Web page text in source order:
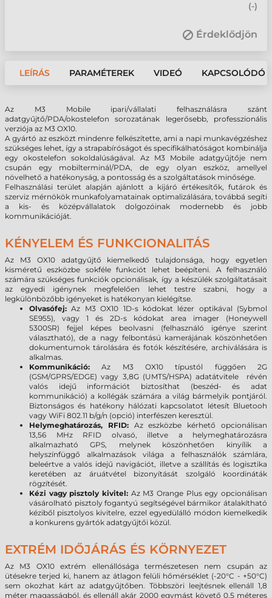
(-)
Érdeklődjön
LEÍRÁS PARAMÉTEREK VIDEÓ KAPCSOLÓDÓ
Az M3 Mobile ipari/vállalati felhasználásra szánt
adatgyűjtő/PDA/okostelefon sorozatának legerősebb, professzionális
verziója az M3 OX10.
A gyártó az eszközt mindenre felkészítette, ami a napi munkavégzéshez
szükséges lehet, így a strapabíróságot és specifikálhatóságot kombinálja
egy okostelefon sokoldalúságával. Az M3 Mobile adatgyűjtője nem
csupán egy mobilterminál/PDA, de egy olyan eszköz, amellyel
növelhető a hatékonyság, a pontosság és a szolgáltatások minősége.
Felhasználási terület alapján ajánlott a kijáró értékesítők, futárok és
szerviz mérnökök munkafolyamatainak optimalizálására, továbbá segíti
a kis- és középvállalatok dolgozóinak modernebb és jobb
kommunikációját.
KÉNYELEM ÉS FUNKCIONALITÁS
Az M3 OX10adatgyűjtő kiemelkedő tulajdonsága, hogy egyetlen
kisméretű eszközbe sokféle funkciót lehet beépíteni. A felhasználó
számára szükséges funkciók opcionálisak, így a készülék szolgáltatásait
az egyedi igénynek megfelelően lehet testre szabni, hogy a
legkülönbözőbb igényeket is hatékonyan kielégítse.
Olvasófej:Az M3OX10 1D-s kódokat lézer optikával (Sybmol
SE955), vagy 1 és 2D-s kódokat area imager (Honeywell
5300SR) fejjel képes beolvasni (felhasználó igénye szerint
választható), de a nagy felbontású kamerájának köszönhetően
dokumentumok tárolására és fotók készítésére, archiválására is
alkalmas.
Kommunikáció:Az M3OX10 típustól függően 2G
(GSM/GPRS/EDGE) vagy 3,8G (UMTS/HSPA) adatátvitele révén
valós idejű információt biztosíthat (beszéd- és adat
kommunikáció) a kollégák számára a világ bármelyik pontjáról.
Biztonságos és hatékony hálózati kapcsolatot létesít Bluetooh
vagy WiFi 802.11 b/g/n (opció) interfészen keresztül.
Helymeghatározás, RFID:
Az eszközbe kérhető opcionálisan
13,56 MHz RFID olvasó, illetve a helymeghatározásra
alkalmazható GPS, melynek köszönhetően kinyílik a
helyszínfüggő alkalmazások világa a felhasználók számlára,
beleértve a valós idejű navigációt, illetve a szállítás és logisztika
keretében az áruátvétel bizonyítását szolgáló koordináták
rögzítését.
Kézi vagy pisztoly kivitel: Az M3 Orange Plus egy opcionálisan
vásárolható pisztoly fogantyú segítségével bármikor átalakítható
kéziből pisztolyos kivitelre, ezzel egyedülálló módon kiemelkedik
a konkurens gyártók adatgyűjtői közül.
EXTRÉM IDŐJÁRÁS ÉS KÖRNYEZET
Az M3 OX10extrém ellenállósága természetesen nem csupán az
ütésekre terjed ki, hanem az átlagon felüli hőmérséklet (-20°C - +50°C)
sem okozhat kárt az adatgyűjtőben. Többszöri leejtésnek ellenáll 1,8
méter magasságból, és ellenáll akár 2000 egymást követő 0,5 méteres